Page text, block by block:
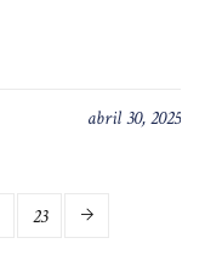
abril 30, 2025
23